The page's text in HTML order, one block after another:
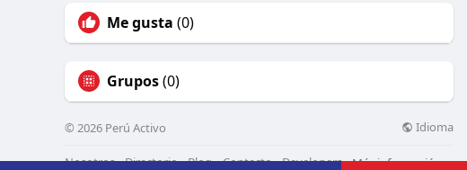
Me gusta (0)
Grupos(0)
© 2026 Perú Activo Idioma
Nosotros Directorio Blog Contacto Developers Más información